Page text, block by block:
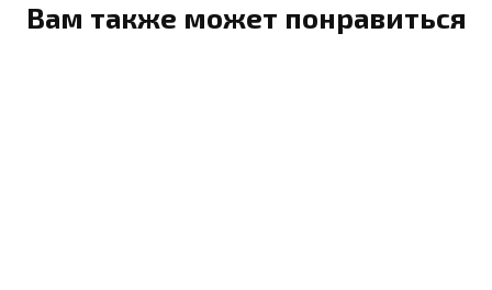
Вам также может понравиться